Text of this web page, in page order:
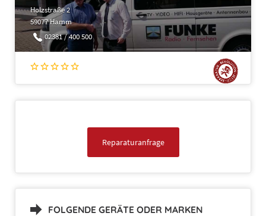
Holzstraße 2
59077 Hamm
02381 / 400 500
Reparaturanfrage
FOLGENDE GERÄTE ODER MARKEN